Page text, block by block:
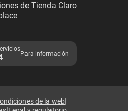
de Tienda Claro
Para información
de la web|